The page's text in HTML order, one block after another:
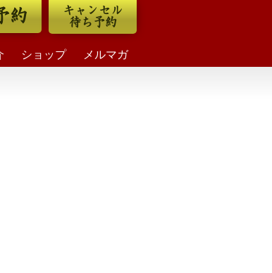
約 キャンセル
待ち予約
ショップ メルマガ